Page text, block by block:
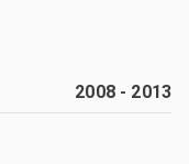
2008- 2013